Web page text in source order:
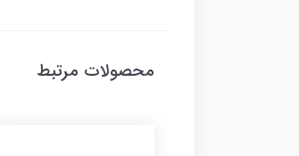
محصولات مرتبط